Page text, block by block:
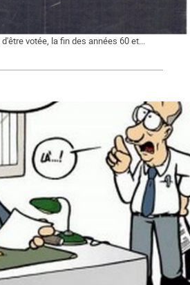
des dégâts dus aux avortements
loi sur la prophylaxie des naissances,
votée, la fin des années 60 et...
Retour sur quelques idées reçues